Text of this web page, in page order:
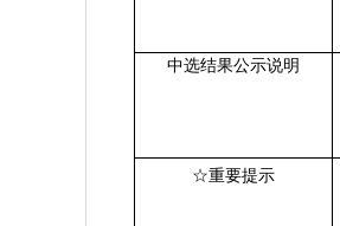
中选结果公示说明
☆重要提示